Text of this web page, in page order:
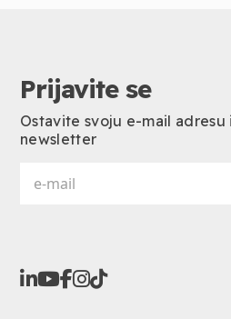
Prijavite se
Ostavite svoju e-mail adresu
newsletter